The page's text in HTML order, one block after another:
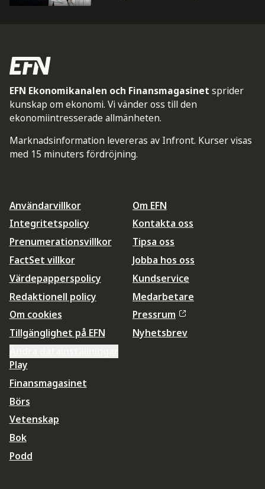
EFN Ekonomikanalen och Finansmagasinet sprider
kunskap om ekonomi. Vi vänder oss till den
ekonomiintresserade allmänheten.
Marknadsinformation levereras av Infront. Kurser visas
med 15 minuters fördröjning.
Användarvillkor
Integritetspolicy
Prenumerationsvillkor
FactSet villkor
Värdepapperspolicy
Redaktionell policy
Om cookies
Tillgänglighet på EFN
Om EFN
Kontakta oss
Tipsa oss
Jobba hos oss
Kundservice
Medarbetare
Pressrum
Nyhetsbrev
Play
Finansmagasinet
Börs
Vetenskap
Bok
Podd